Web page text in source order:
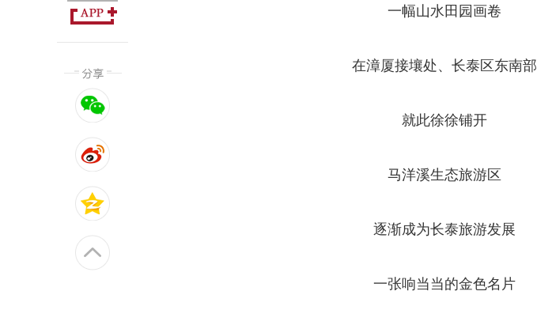
一幅山水田园画卷
在漳厦接壤处、长泰区东南部
就此徐徐铺开
马洋溪生态旅游区
逐渐成为长泰旅游发展
一张响当当的金色名片